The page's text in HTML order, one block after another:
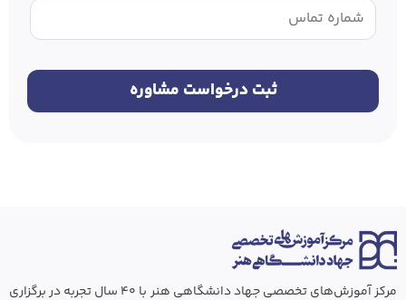
مرکز آموزش‌های تخصصی جهاد دانشگاهی هنر با ۴۰ سال تجربه در برگزاری